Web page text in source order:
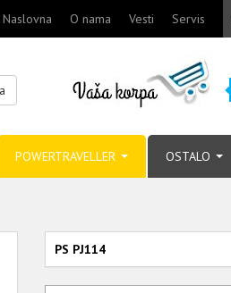
Naslovna O nama Vesti Servis
POWERTRAVELLER OSTALO
PS PJ114